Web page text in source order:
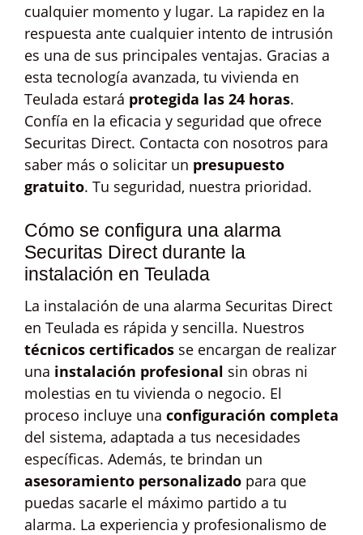
cualquier momento y lugar. La rapidez en la
respuesta ante cualquier intento de intrusión
es una de sus principales ventajas. Gracias a
esta tecnología avanzada, tu vivienda en
Teulada estará protegida las 24 horas.
Confía en la eficacia y seguridad que ofrece
Securitas Direct. Contacta con nosotros para
saber más o solicitar un presupuesto
gratuito. Tu seguridad, nuestra prioridad.
Cómo se configura una alarma
Securitas Direct durante la
instalación en Teulada
La instalación de una alarma Securitas Direct
en Teulada es rápida y sencilla. Nuestros
técnicos certificados se encargan de realizar
una instalación profesional sin obras ni
molestias en tu vivienda o negocio. El
proceso incluye una configuración completa
del sistema, adaptada a tus necesidades
específicas. Además, te brindan un
asesoramiento personalizado para que
puedas sacarle el máximo partido a tu
alarma. La experiencia y profesionalismo de